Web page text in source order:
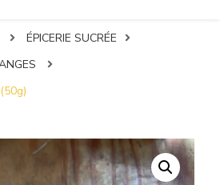
ÉPICERIE SUCRÉE